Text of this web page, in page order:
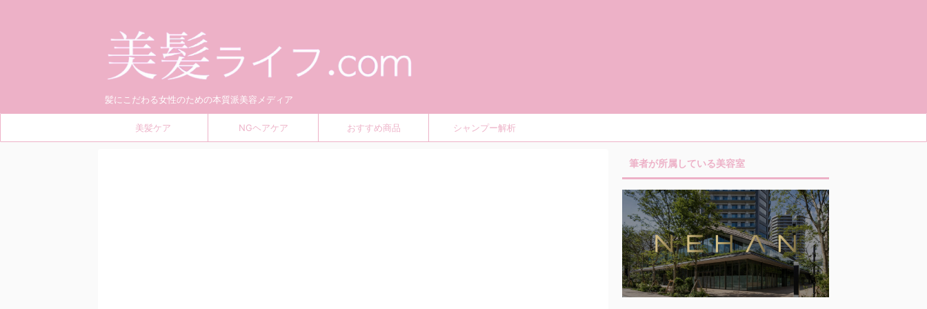
髪にこだわる女性のための本質派美容メディア
美髪ケア NGヘアケア おすすめ商品 シャンプー解析
筆者が所属している美容室